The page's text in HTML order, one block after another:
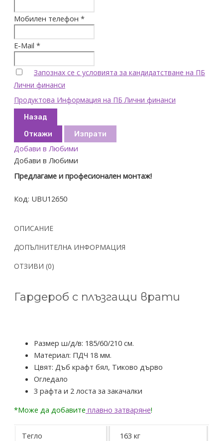
Мобилен телефон *
E-Mail *
Запознах се с условията за кандидатстване на ПБ
Лични финанси
Продуктова Информация на ПБ Лични финанси
Назад
Откажи
Изпрати
Добави в Любими
Добави в Любими
Предлагаме и професионален монтаж!
Код: UBU12650
ОПИСАНИЕ
ДОПЪЛНИТЕЛНА ИНФОРМАЦИЯ
ОТЗИВИ (0)
Гардероб с плъзгащи врати
Размер ш/д/в: 185/60/210 см.
Материал: ПДЧ 18 мм.
Цвят: Дъб крафт бял, Тиково дърво
Огледало
3 рафта и 2 лоста за закачалки
*Може да добавите плавно затваряне!
Тегло 163 кг